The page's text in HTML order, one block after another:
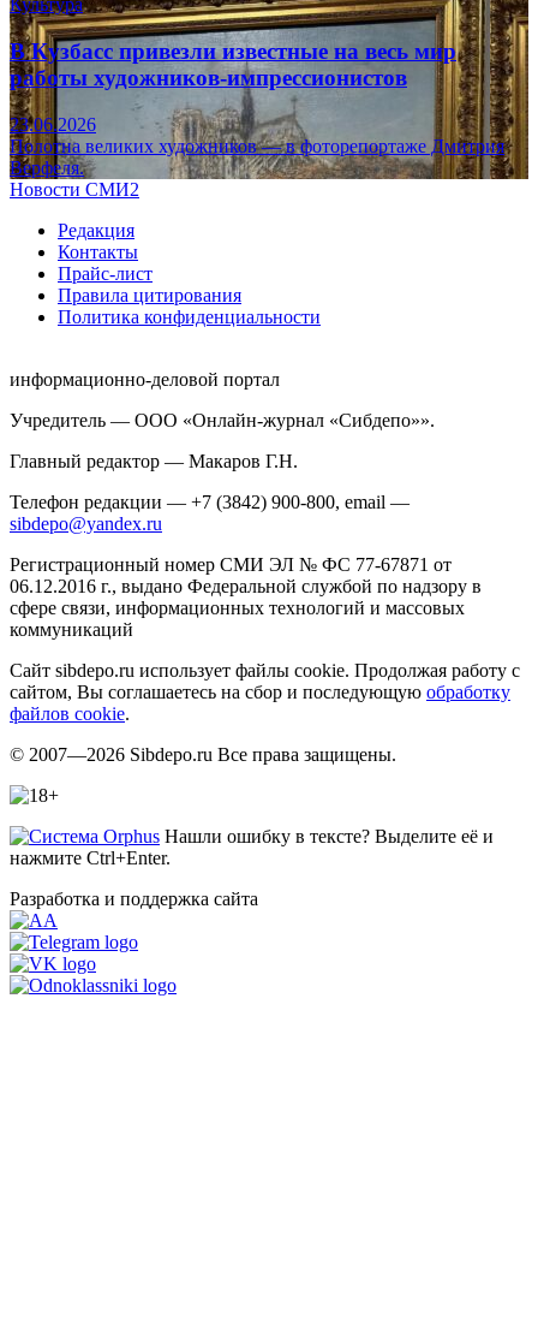
Культура
В Кузбасс привезли известные на весь мир
работы художников-импрессионистов
23.06.2026
Полотна великих художников — в фоторепортаже Дмитрия
Верфеля.
Новости СМИ2
Редакция
Контакты
Прайс-лист
Правила цитирования
Политика конфиденциальности
информационно-деловой портал
Учредитель — ООО «Онлайн-журнал «Сибдепо»».
Главный редактор — Макаров Г.Н.
Телефон редакции — +7 (3842) 900-800, email —
sibdepo@yandex.ru
Регистрационный номер СМИ ЭЛ № ФС 77-67871 от
06.12.2016 г., выдано Федеральной службой по надзору в
сфере связи, информационных технологий и массовых
коммуникаций
Сайт sibdepo.ru использует файлы cookie. Продолжая работу с
сайтом, Вы соглашаетесь на сбор и последующую обработку
файлов cookie.
© 2007—2026 Sibdepo.ru Все права защищены.
Нашли ошибку в тексте? Выделите её и
нажмите Ctrl+Enter.
Разработка и поддержка сайта